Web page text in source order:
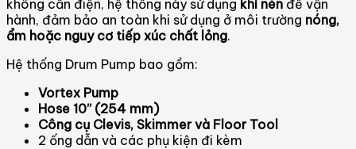
không cần điện, hệ thống này sử dụng khí nén để vận
hành, đảm bảo an toàn khi sử dụng ở môi trường nóng,
ẩm hoặc nguy cơ tiếp xúc chất lỏng.
Hệ thống Drum Pump bao gồm:
Vortex Pump
Hose 10” (254 mm)
Công cụ Clevis, Skimmer và Floor Tool
2 ống dẫn và các phụ kiện đi kèm